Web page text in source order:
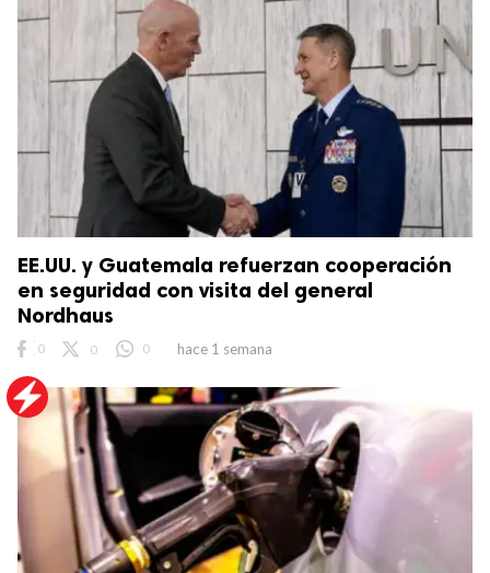
EE.UU. y Guatemala refuerzan cooperación
en seguridad con visita del general
Nordhaus
0 0 0 hace 1 semana